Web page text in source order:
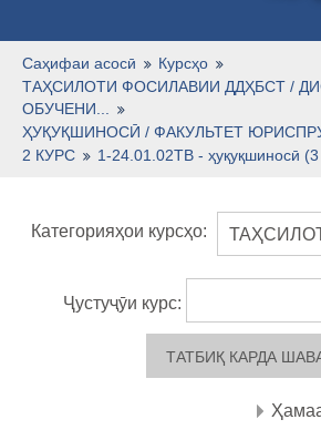
Тоҷикӣ ‎(tj)‎
Саҳифаи асосӣ
Курсҳо
ТАҲСИЛОТИ ФОСИЛАВИИ ДДҲБСТ /
ОБУЧЕНИ...
ҲУҚУҚШИНОСӢ / ФАКУЛЬТЕТ
2 КУРС
1-24.01.02ТВ - ҳуқуқшиносӣ
Категорияҳои курсҳо:
Ҷустуҷӯи курс: